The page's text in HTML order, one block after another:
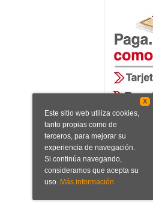
X
Este sitio web utiliza cookies,
tanto propias como de
terceros, para mejorar su
experiencia de navegación.
Si continúa navegando,
consideramos que acepta su
uso. Más información